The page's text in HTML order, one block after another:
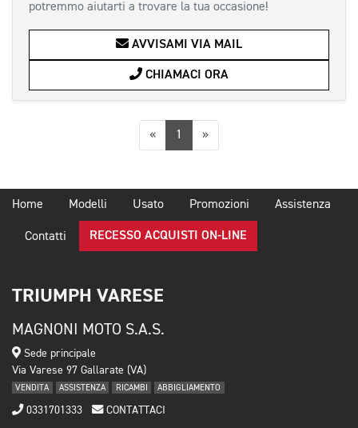
potremmo aiutarti a trovare la tua occasione!
AVVISAMI VIA MAIL
CHIAMACI ORA
«Precedente
1 »Successiva
Home Modelli Usato Promozioni Assistenza
Contatti RECESSO ACQUISTI ON-LINE
TRIUMPH VARESE
MAGNONI MOTO S.A.S.
Sede principale
Via Varese 97 Gallarate (VA)
VENDITA ASSISTENZA RICAMBI ABBIGLIAMENTO
0331701333 CONTATTACI